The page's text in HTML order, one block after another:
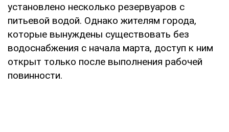
установлено несколько резервуаров с
питьевой водой. Однако жителям города,
которые вынуждены существовать без
водоснабжения с начала марта, доступ к ним
открыт только после выполнения рабочей
повинности.